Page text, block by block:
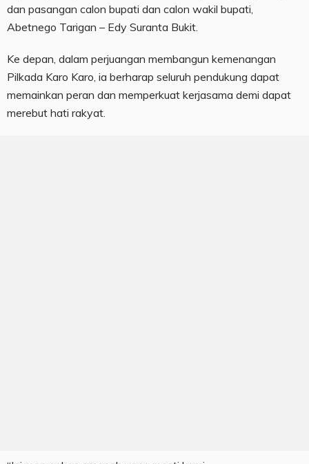
dan pasangan calon bupati dan calon wakil bupati,
Abetnego Tarigan – Edy Suranta Bukit.
Ke depan, dalam perjuangan membangun kemenangan
Pilkada Karo Karo, ia berharap seluruh pendukung dapat
memainkan peran dan memperkuat kerjasama demi dapat
merebut hati rakyat.